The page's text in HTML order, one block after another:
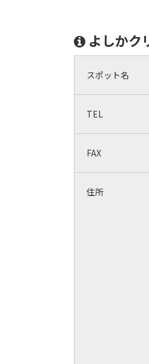
よしかク
スポット名
TEL
FAX
住所